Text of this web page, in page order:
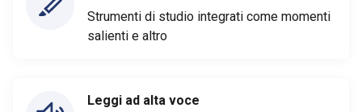
Strumenti di studio integrati come momenti
salienti e altro
Leggi ad alta voce